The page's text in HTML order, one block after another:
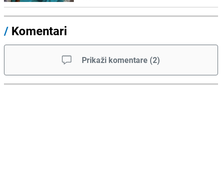
/ Komentari
Prikaži komentare (2)